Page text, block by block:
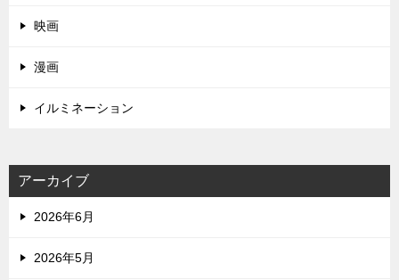
映画
漫画
イルミネーション
アーカイブ
2026年6月
2026年5月